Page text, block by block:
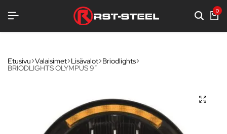
0
Etusivu Valaisimet Lisävalot Briodlights
BRIODLIGHTS OLYMPUS 9″